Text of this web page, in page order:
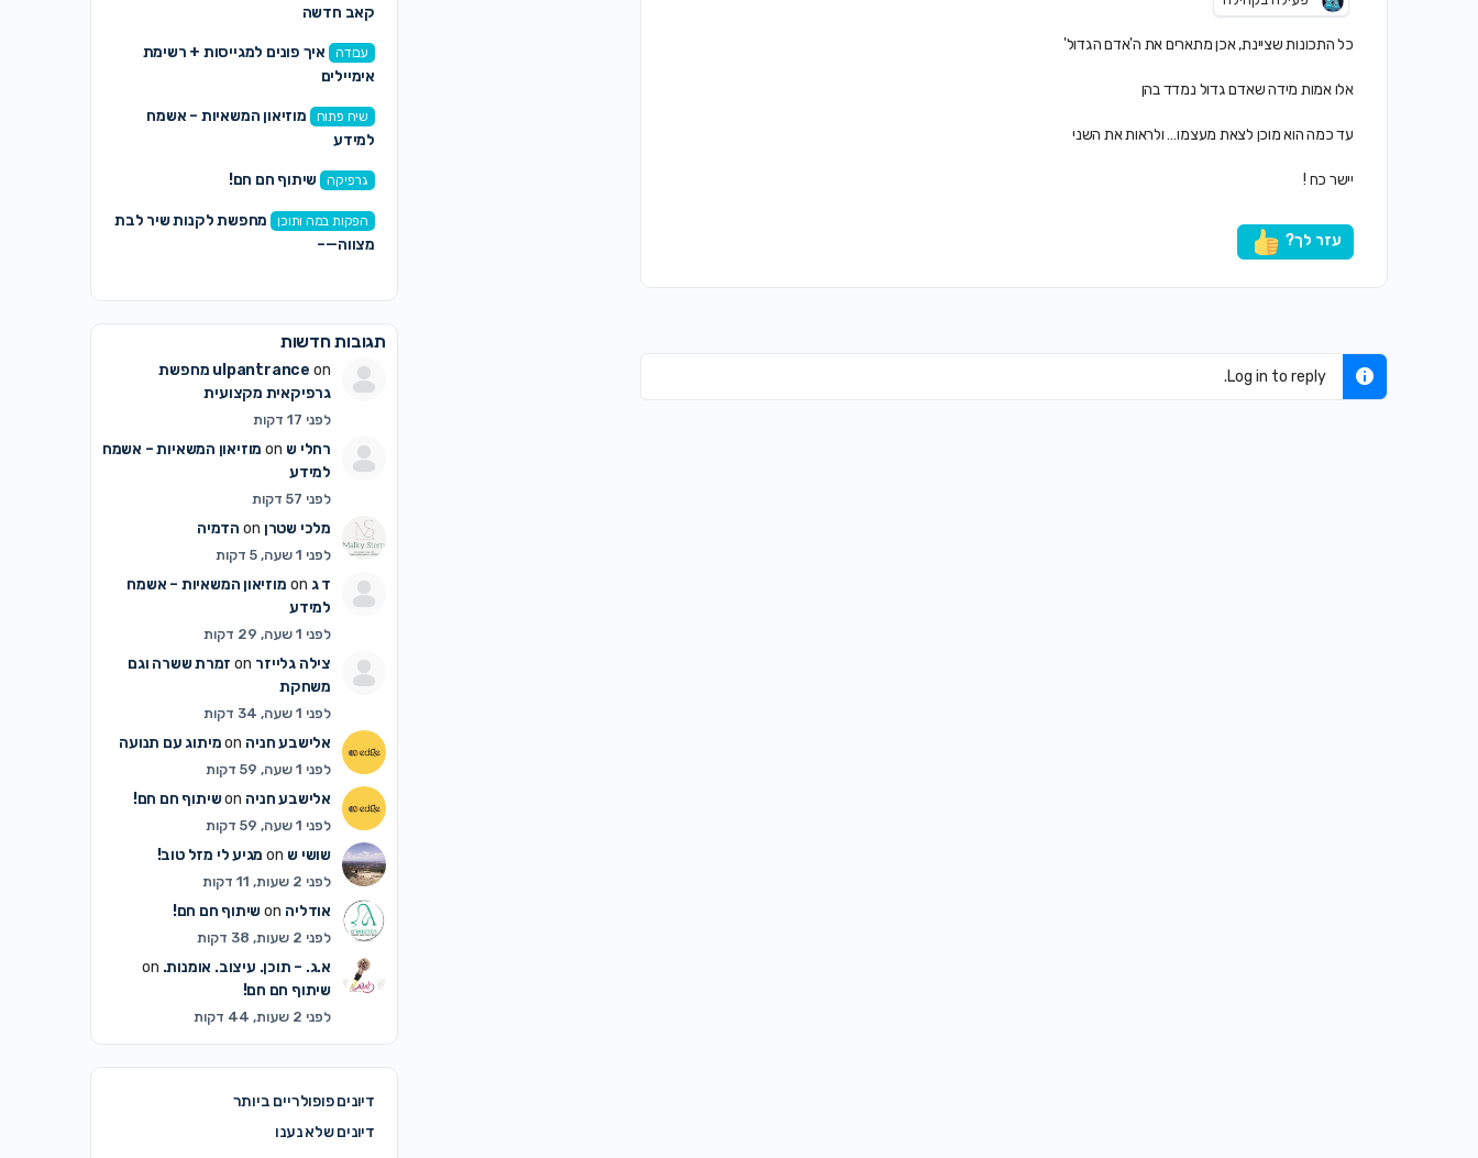
כל התכונות שציינת, אכן מתארים את ה'אדם הגדול'
אלו אמות מידה שאדם גדול נמדד בהן
עד כמה הוא מוכן לצאת מעצמו… ולראות את השני
יישר כח !
עזר לך?
Log in to reply.
קאב חדשה
עבודה
איך פונים למגייסות + רשימת
אימיילים
שיח פתוח
מוזיאון המשאיות – אשמח
למידע
גרפיקה שיתוף חם חם!
הפקות במה ותוכן
מחפשת לקנות שיר לבת
מצווה—–
תגובות חדשות
ulpantrance on
מחפשת
גרפיקאית מקצועית
לפני 17 דקות
רחלי ש
מוזיאון המשאיות – אשמח
למידע
לפני 57 דקות
מלכי שטרן הדמיה
לפני 1 שעה, 5 דקות
ד ג
מוזיאון המשאיות – אשמח
למידע
לפני 1 שעה, 29 דקות
צילה גלייזר
זמרת ששרה וגם
משחקת
לפני 1 שעה, 34 דקות
אלישבע חניה מיתוג עם תנועה
לפני 1 שעה, 59 דקות
אלישבע חניה שיתוף חם חם!
לפני 1 שעה, 59 דקות
שושי ש מגיע לי מזל טוב!
לפני 2 שעות, 11 דקות
אודליה שיתוף חם חם!
לפני 2 שעות, 38 דקות
א.ג. – תוכן. עיצוב. אומנות.
שיתוף חם חם!
לפני 2 שעות, 44 דקות
דיונים פופולריים ביותר
דיונים שלא נענו